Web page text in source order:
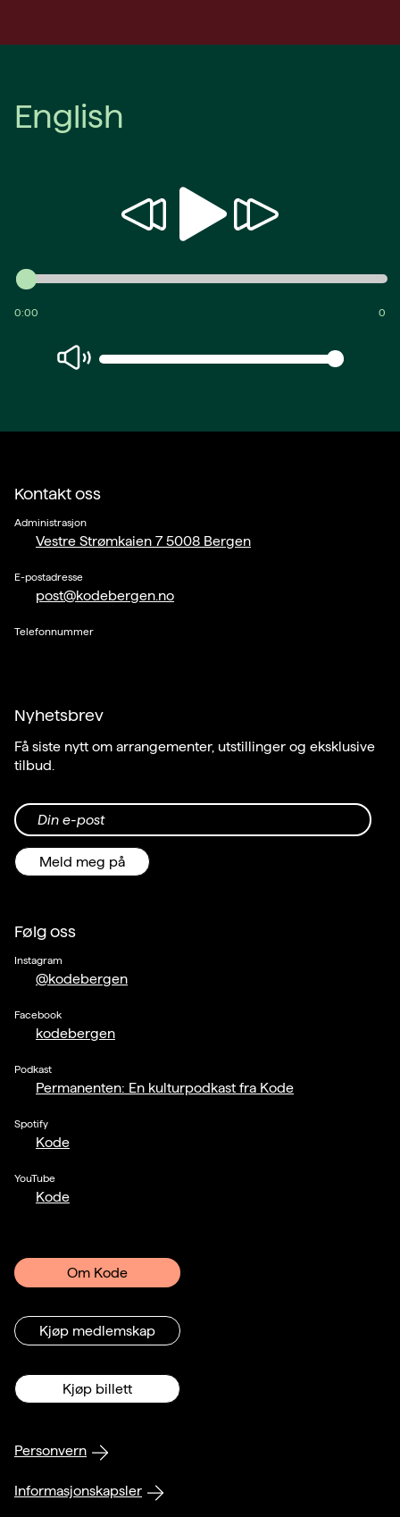
English
Spol
av
fremover
0:00 0
Kontakt oss
Administrasjon
Vestre Strømkaien 7 5008 Bergen
E-postadresse
post@kodebergen.no
Telefonnummer
Nyhetsbrev
Få siste nytt om arrangementer, utstillinger og eksklusive
tilbud.
Din e-post
Meld meg på
Følg oss
Instagram
@kodebergen
Facebook
kodebergen
Podkast
Permanenten: En kulturpodkast fra Kode
Spotify
Kode
YouTube
Kode
Om Kode
Kjøp medlemskap
Kjøp billett
Personvern
Informasjonskapsler